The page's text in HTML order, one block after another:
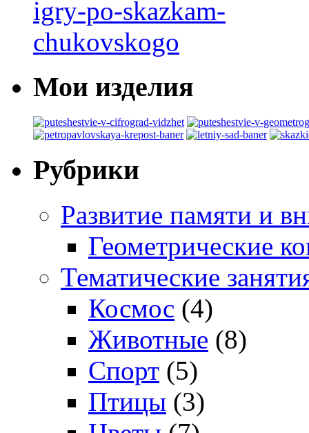
Мои изделия
Рубрики
Развитие памяти и
Геометрические
Тематические
Космос (4)
Животные (8)
Спорт (5)
Птицы (3)